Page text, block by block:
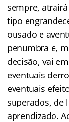
sempre,
tipo
ousado e
penumbra e,
decisão, vai
eventuais
eventuais
superados, de
aprendizado.